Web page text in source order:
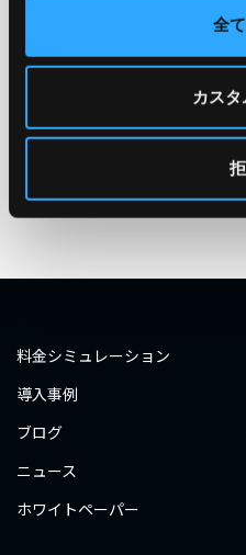
全
カス
#エンジニア #AWS re:Invent
#エ
#ダミーダミー
#ダミー
料金シミュレーション
導入事例
ブログ
ニュース
ホワイトペーパー